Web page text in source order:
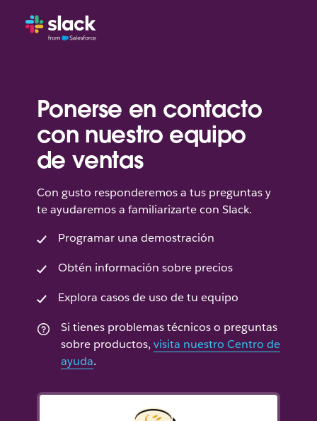
Ponerse en contacto
con nuestro equipo
de ventas
Con gusto responderemos a tus preguntas y
te ayudaremos a familiarizarte con Slack.
Programar una demostración
Obtén información sobre precios
Explora casos de uso de tu equipo
Si tienes problemas técnicos o preguntas
sobre productos, visita nuestro Centro de
ayuda.